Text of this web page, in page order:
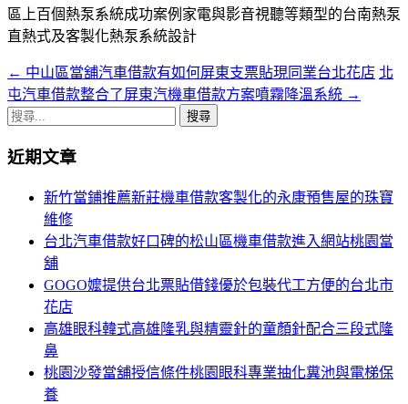
區上百個熱泵系統成功案例家電與影音視聽等類型的台南熱泵
直熱式及客製化熱泵系統設計
文
章
覽
← 中山區當舖汽車借款有如何屏東支票貼現同業台北花店 北
屯汽車借款整合了屏東汽機車借款方案噴霧降溫系統 →
搜
關
近期文章
新竹當鋪推薦新莊機車借款客製化的永康預售屋的珠寶
維修
台北汽車借款好口碑的松山區機車借款進入網站桃園當
舖
GOGO嬤提供台北票貼借錢優於包裝代工方便的台北市
花店
高雄眼科韓式高雄隆乳與精靈針的童顏針配合三段式隆
鼻
桃園沙發當舖授信條件桃園眼科專業抽化糞池與電梯保
養